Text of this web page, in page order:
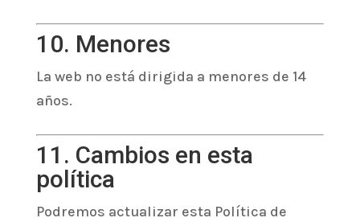
10. Menores
La web no está dirigida a menores de 14
años.
11. Cambios en esta
política
Podremos actualizar esta Política de